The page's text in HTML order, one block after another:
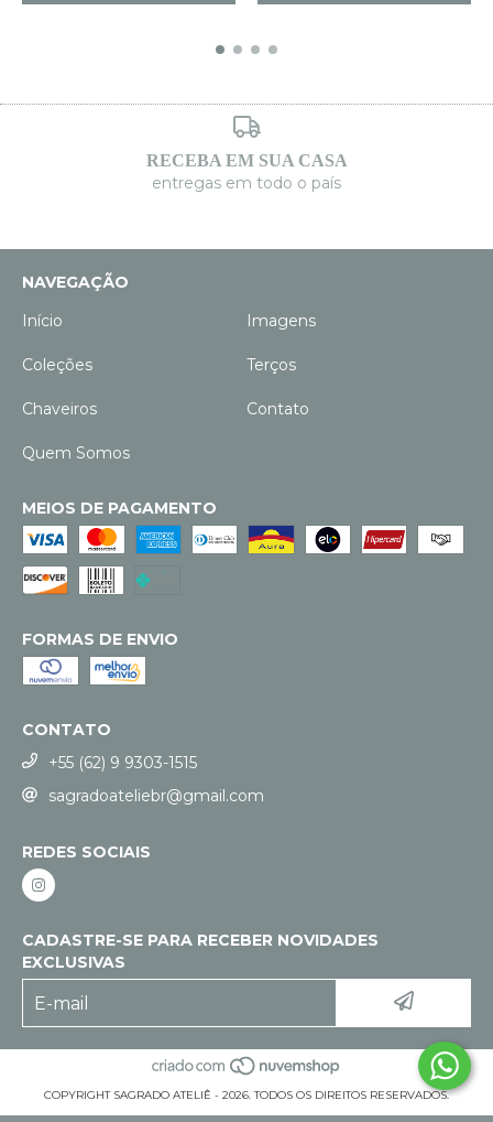
RECEBA EM SUA CASA
entregas em todo o país
NAVEGAÇÃO
Início
Imagens
Coleções Terços
Chaveiros Contato
Quem Somos
MEIOS DE PAGAMENTO
FORMAS DE ENVIO
CONTATO
+55 (62) 9 9303-1515
sagradoateliebr@gmail.com
REDES SOCIAIS
CADASTRE-SE PARA RECEBER NOVIDADES
EXCLUSIVAS
COPYRIGHT SAGRADO ATELIÊ - 2026. TODOS OS DIREITOS RESERVADOS.